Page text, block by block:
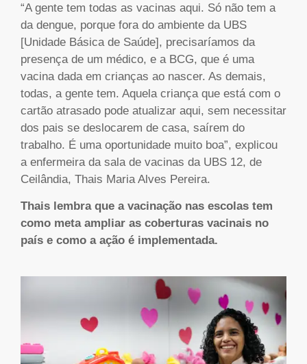
“A gente tem todas as vacinas aqui. Só não tem a
da dengue, porque fora do ambiente da UBS
[Unidade Básica de Saúde], precisaríamos da
presença de um médico, e a BCG, que é uma
vacina dada em crianças ao nascer. As demais,
todas, a gente tem. Aquela criança que está com o
cartão atrasado pode atualizar aqui, sem necessitar
dos pais se deslocarem de casa, saírem do
trabalho. É uma oportunidade muito boa”, explicou
a enfermeira da sala de vacinas da UBS 12, de
Ceilândia, Thais Maria Alves Pereira.
Thais lembra que a vacinação nas escolas tem
como meta ampliar as coberturas vacinais no
país e como a ação é implementada.